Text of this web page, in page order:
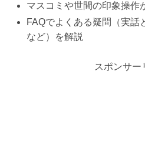
マスコミや世間の印象操作
FAQでよくある疑問（実話
など）を解説
スポンサー